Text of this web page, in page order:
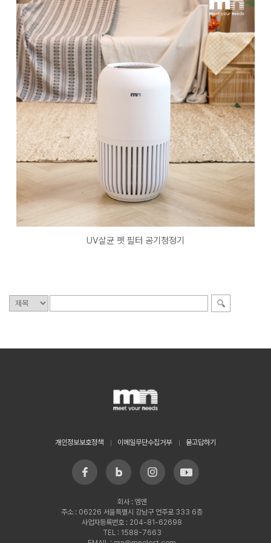
UV살균 펫 필터 공기청정기
개인정보보호정책 이메일무단수집거부 묻고답하기
회사 : 엠엔
주소 : 06226 서울특별시 강남구 언주로 333 6층
사업자등록번호 : 204-81-62698
TEL : 1588-7663